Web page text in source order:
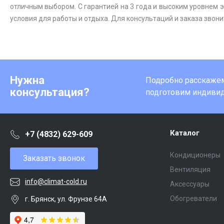
отличным выбором. С гарантией на 3 года и высоким уровнем
условия для работы и отдыха. Для консультаций и заказа
Нужна
консультация?
Подробно
подготовим
+7 (4832) 629-609
Заказать звонок
info@climat-cold.ru
г. Брянск, ул. Фрунзе 64А
Каталог
Кондиционеры
Вентиляция
Аксессуары
Обогреватели